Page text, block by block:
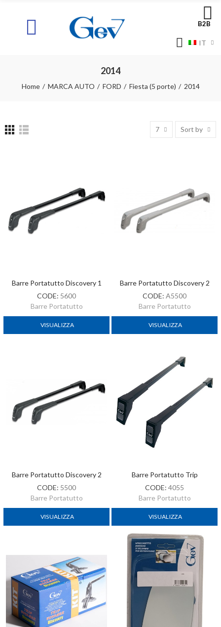
B2B
IT
2014
Home MARCA AUTO FORD Fiesta (5 porte) 2014
7 Sort by
Barre Portatutto Discovery 1
CODE: 5600
Barre Portatutto
VISUALIZZA
Barre Portatutto Discovery 2
CODE: A5500
Barre Portatutto
VISUALIZZA
Barre Portatutto Discovery 2
CODE: 5500
Barre Portatutto
VISUALIZZA
Barre Portatutto Trip
CODE: 4055
Barre Portatutto
VISUALIZZA